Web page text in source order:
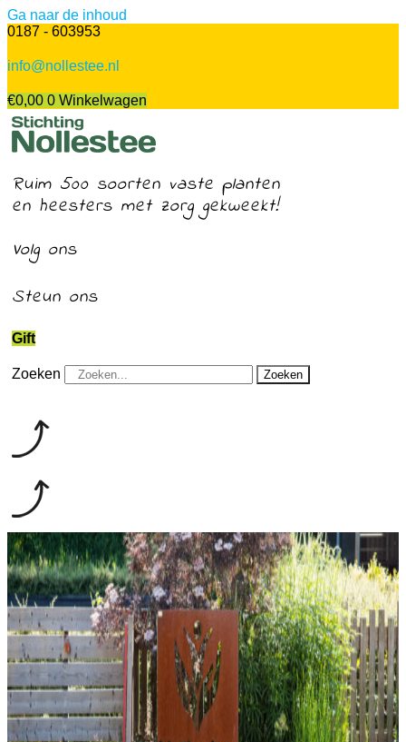
Ga naar de inhoud
0187 - 603953
info@nollestee.nl
€0,00 0 Winkelwagen
Ruim 500 soorten vaste planten
en heesters met zorg gekweekt!
Volg ons
Steun ons
Gift
Zoeken Zoeken